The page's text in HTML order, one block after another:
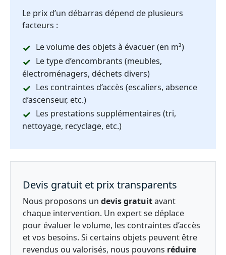
Le prix d’un débarras dépend de plusieurs
facteurs :
Le volume des objets à évacuer (en m³)
Le type d’encombrants (meubles,
électroménagers, déchets divers)
Les contraintes d’accès (escaliers, absence
d’ascenseur, etc.)
Les prestations supplémentaires (tri,
nettoyage, recyclage, etc.)
Devis gratuit et prix transparents
Nous proposons un devis gratuitavant
chaque intervention. Un expert se déplace
pour évaluer le volume, les contraintes d’accès
et vos besoins. Si certains objets peuvent être
revendus ou valorisés, nous pouvons réduire